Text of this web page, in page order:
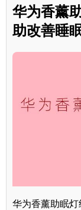
华为香薰
助改善睡
华为香薰助眠